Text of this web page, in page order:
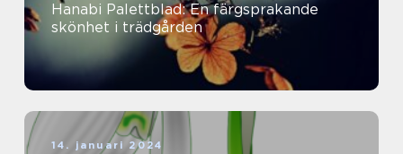
Hanabi Palettblad: En färgsprakande
skönhet i trädgården
14. januari 2024